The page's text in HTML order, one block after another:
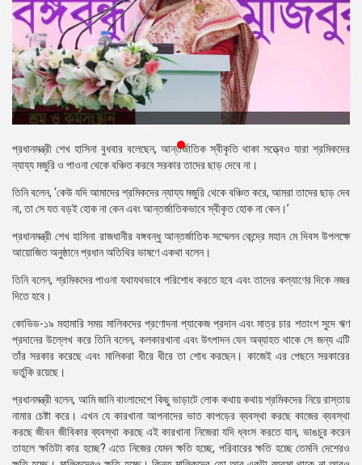
উন্নয়নের
বাংলাদেশ
নিউজলেটার
প্রেস
রিলিজ
প্রকাশনা
বিএনপি-
সহিংসতা
সংগঠন
ইশতেহার
প্রধানমন্ত্রী শেখ হাসিনা বুধবার বলেছেন, আন্তর্জাতিক স্বীকৃতি থাকা সত্ত্বেও যারা শ্রমিকদের
ন্যায্য মজুরি ও পাওনা থেকে বঞ্চিত করবে সরকার তাদের ছাড় দেবে না।
তিনি বলেন, ‘কেউ যদি আমাদের শ্রমিকদের ন্যায্য মজুরি থেকে বঞ্চিত করে, আমরা তাদের ছাড় দেব
না, তা সে যত বড়ই হোক না কেন এবং আন্তর্জাতিকভাবে স্বীকৃত হোক না কেন।’
প্রধানমন্ত্রী শেখ হাসিনা রাজধানীর বঙ্গবন্ধু আন্তর্জাতিক সম্মেলন কেন্দ্রে মহান মে দিবস উপলক্ষে
আয়োজিত অনুষ্ঠানে প্রধান অতিথির ভাষণে একথা বলেন।
তিনি বলেন, শ্রমিকদের পাওনা যথাযথভাবে পরিশোধ করতে হবে এবং তাদের কল্যাণের দিকে নজর
দিতে হবে।
কোভিড-১৯ মহামারি সময় মালিকদের প্রণোদনা প্যাকেজ প্রদান এবং মাত্র চার শতাংশ সুদে ঋণ
প্রদানের উল্লেখ করে তিনি বলেন, কলকারখানা এবং উৎপাদন যেন অব্যাহত থাকে সে জন্য এটি
তাঁর সরকার করেছে এবং মালিকরা ধীরে ধীরে তা শোধ করছেন। কাজেই এর পেছনে সরকারের
ভর্তুকি রয়েছে।
প্রধানমন্ত্রী বলেন, আমি জানি বাংলাদেশে কিছু ভাড়াটে লোক কথায় কথায় শ্রমিকদের নিয়ে রাস্তায়
নামার চেষ্টা করে। এখন যে কারখানা আপনাদের ভাত কাপড়ের ব্যবস্থা করছে কাজের ব্যবস্থা
করছে জীবন জীবিকার ব্যবস্থা করছে এই কারখানা নিজেরা যদি ধ্বংস করতে যান, ভাঙচুর করেন
তাহলে ক্ষতিটা কার হচ্ছে? এতে নিজের যেমন ক্ষতি হচ্ছে, পরিবারের ক্ষতি হচ্ছে তেমনি দেশেরও